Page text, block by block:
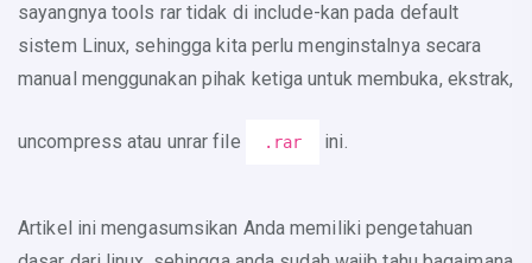
k
sayangnya tools rar tidak di include-kan pada default
sistem Linux, sehingga kita perlu menginstalnya secara
manual menggunakan pihak ketiga untuk membuka, ekstrak,
uncompress atau unrar file .rar ini.
Artikel ini mengasumsikan Anda memiliki pengetahuan